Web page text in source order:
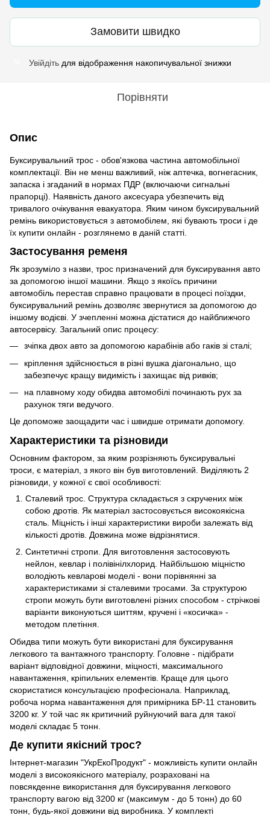
Замовити швидко
Увійдіть для відображення накопичувальної знижки
Порівняти
Опис
Буксирувальний трос - обов'язкова частина автомобільної
комплектації. Він не менш важливий, ніж аптечка, вогнегасник,
запаска і згаданий в нормах ПДР (включаючи сигнальні
прапорці). Наявність даного аксесуара убезпечить від
тривалого очікування евакуатора. Яким чином буксирувальний
ремінь використовується з автомобілем, які бувають троси і де
їх купити онлайн - розглянемо в даній статті.
Застосування ременя
Як зрозуміло з назви, трос призначений для буксирування авто
за допомогою іншої машини. Якщо з якоїсь причини
автомобіль перестав справно працювати в процесі поїздки,
буксирувальний ремінь дозволяє звернутися за допомогою до
іншому водієві. У зчепленні можна дістатися до найближчого
автосервісу. Загальний опис процесу:
зчіпка двох авто за допомогою карабінів або гаків зі сталі;
кріплення здійснюється в різні вушка діагонально, що
забезпечує кращу видимість і захищає від ривків;
на плавному ходу обидва автомобілі починають рух за
рахунок тяги ведучого.
Це допоможе заощадити час і швидше отримати допомогу.
Характеристики та різновиди
Основним фактором, за яким розрізняють буксирувальні
троси, є матеріал, з якого він був виготовлений. Виділяють 2
різновиди, у кожної є свої особливості:
Сталевий трос. Структура складається з скручених між
собою дротів. Як матеріал застосовується високоякісна
сталь. Міцність і інші характеристики вироби залежать від
кількості дротів. Довжина може відрізнятися.
Синтетичні стропи. Для виготовлення застосовують
нейлон, кевлар і полівінілхлорид. Найбільшою міцністю
володіють кевларові моделі - вони порівнянні за
характеристиками зі сталевими тросами. За структурою
стропи можуть бути виготовлені різних способом - стрічкові
варіанти виконуються шиттям, кручені і «косичка» -
методом плетіння.
Обидва типи можуть бути використані для буксирування
легкового та вантажного транспорту. Головне - підібрати
варіант відповідної довжини, міцності, максимального
навантаження, кріпильних елементів. Краще для цього
скористатися консультацією професіонала. Наприклад,
робоча норма навантаження для примірника БР-11 становить
3200 кг. У той час як критичний руйнуючий вага для такої
моделі складає 5 тонн.
Де купити якісний трос?
Інтернет-магазин "УкрЕкоПродукт" - можливість купити онлайн
моделі з високоякісного матеріалу, розраховані на
повсякденне використання для буксирування легкового
транспорту вагою від 3200 кг (максимум - до 5 тонн) до 60
тонн, будь-якої довжини від виробника. У комплекті